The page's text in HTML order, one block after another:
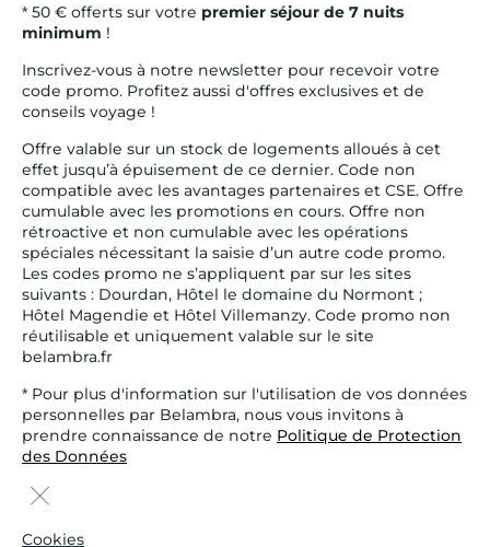
* 50 € offerts sur votre premier séjour de 7 nuits
minimum !
Inscrivez-vous à notre newsletter pour recevoir votre
code promo. Profitez aussi d'offres exclusives et de
conseils voyage !
Offre valable sur un stock de logements alloués à cet
effet jusqu’à épuisement de ce dernier. Code non
compatible avec les avantages partenaires et CSE. Offre
cumulable avec les promotions en cours. Offre non
rétroactive et non cumulable avec les opérations
spéciales nécessitant la saisie d’un autre code promo.
Les codes promo ne s’appliquent par sur les sites
suivants : Dourdan, Hôtel le domaine du Normont ;
Hôtel Magendie et Hôtel Villemanzy. Code promo non
réutilisable et uniquement valable sur le site
belambra.fr
* Pour plus d'information sur l'utilisation de vos données
personnelles par Belambra, nous vous invitons à
prendre connaissance de notre Politique de Protection
des Données
Cookies